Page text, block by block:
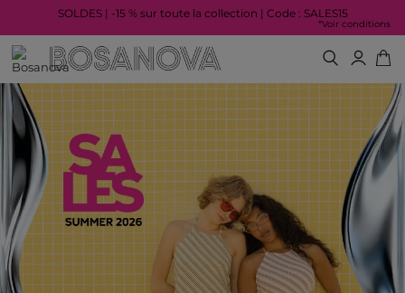
SOLDES | -15 % sur toute la collection | Code : SALES15
*Voir conditions